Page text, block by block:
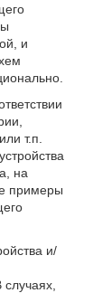
и
т.п.
на
примеры
и/